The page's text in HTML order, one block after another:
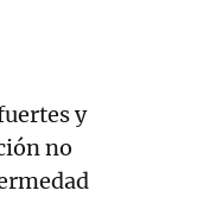
y
no